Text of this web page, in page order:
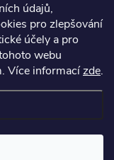
údajů,
pro zlepšování
účely a pro
webu
Více informacízde.